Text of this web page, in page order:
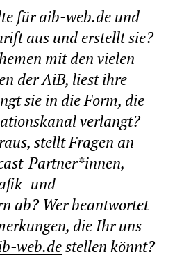
für aib-web.de und
aus und erstellt sie?
mit den vielen
der AiB, liest ihre
sie in die Form, die
verlangt?
stellt Fragen an
Partner*innen,
und
ab? Wer beantwortet
die Ihr uns
web.destellen könnt?